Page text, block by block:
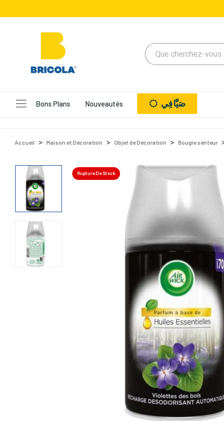
Bons Plans Nouveautés صَيَّافِي
Accueil Maison et Décoration Objet de Décoration Bougie senteur
Rupture De Stock